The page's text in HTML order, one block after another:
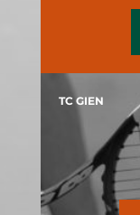
TC GIEN